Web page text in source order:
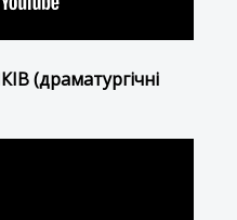
(драматургічні